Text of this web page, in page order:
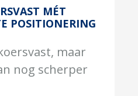
MÉT
POSITIONERING
maar
nog scherper